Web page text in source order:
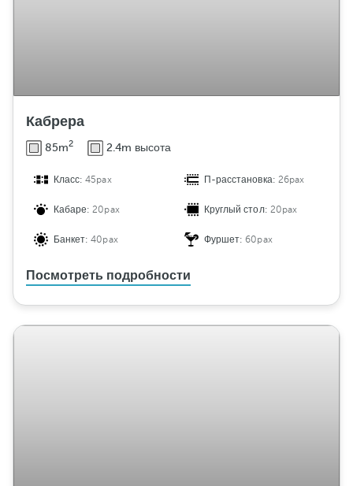
Кабрера
85m2 2.4m высота
Класс:45pax П-расстановка: 26pax
Кабаре:20pax Круглый стол: 20pax
Банкет:40pax Фуршет:60pax
Посмотреть подробности